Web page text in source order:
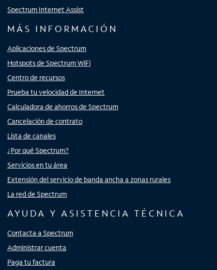
Spectrum Internet Assist
MÁS INFORMACIÓN
Aplicaciones de Spectrum
Hotspots de Spectrum WiFi
Centro de recursos
Prueba tu velocidad de Internet
Calculadora de ahorros de Spectrum
Cancelación de contrato
Lista de canales
¿Por qué Spectrum?
Servicios en tu área
Extensión del servicio de banda ancha a zonas rurales
La red de Spectrum
AYUDA Y ASISTENCIA TÉCNICA
Contacta a Spectrum
Administrar cuenta
Paga tu factura